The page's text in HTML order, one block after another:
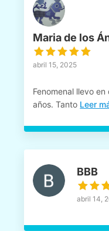
Maria de los
abril 15, 2025
Fenomenal llevo
años. Tanto Leer
BBB
abril 14,